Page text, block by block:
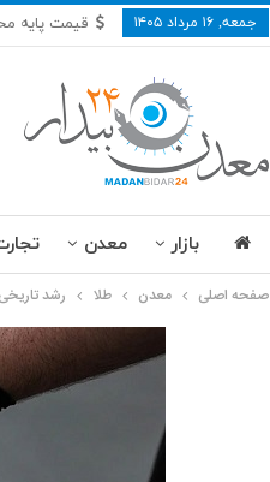
جمعه, ۱۶ مرداد ۱۴۰۵ قیمت پایه
بازار معدن
صفحه اصلی معدن طلا رشد